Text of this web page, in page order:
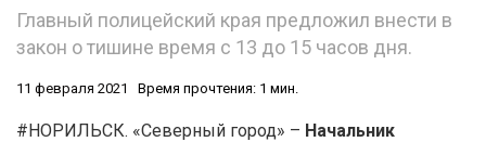
Главный полицейский края предложил внести в
закон о тишине время с 13 до 15 часов дня.
11 февраля 2021 Время прочтения: 1 мин.
#НОРИЛЬСК. «Северный город» – Начальник